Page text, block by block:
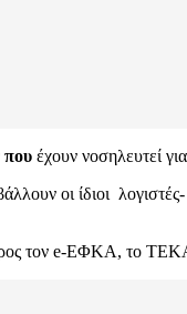
που έχουν νοσηλευτεί για
οι ίδιοι
προς τον e-ΕΦΚΑ, το